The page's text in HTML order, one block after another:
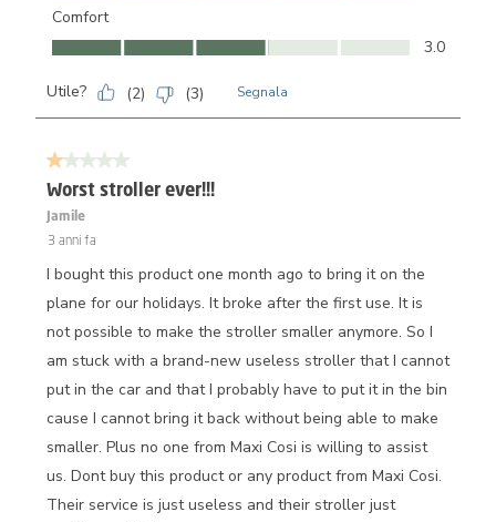
Comfort
Comfort, 3.0 su 5
3.0
Utile? (2) (3) Segnala
1 su 5 stelle.
Worst stroller ever!!!
Jamile
3 anni fa
I bought this product one month ago to bring it on the
plane for our holidays. It broke after the first use. It is
not possible to make the stroller smaller anymore. So I
am stuck with a brand-new useless stroller that I cannot
put in the car and that I probably have to put it in the bin
cause I cannot bring it back without being able to make
smaller. Plus no one from Maxi Cosi is willing to assist
us. Dont buy this product or any product from Maxi Cosi.
Their service is just useless and their stroller just